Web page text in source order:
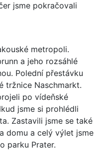
jsme pokračovali
metropoli.
a jeho rozsáhlé
Polední přestávku
tržnice Naschmarkt.
po vídeňské
jsme si prohlédli
Zastavili jsme se také
domu a celý výlet jsme
parku Prater.